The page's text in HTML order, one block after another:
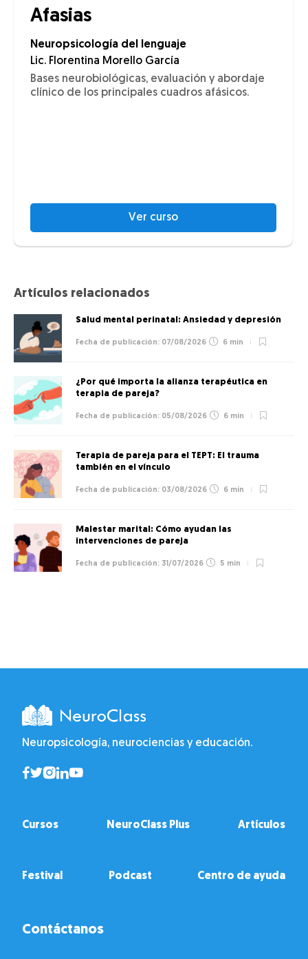
Afasias
Neuropsicología del lenguaje
Lic. Florentina Morello García
Bases neurobiológicas, evaluación y abordaje
clínico de los principales cuadros afásicos.
Ver curso
Artículos relacionados
Salud mental perinatal: Ansiedad y depresión
07/08/2026 6 min
¿Por qué importa la alianza terapéutica en
terapia de pareja?
05/08/2026 6 min
Terapia de pareja para el TEPT: El trauma
también en el vínculo
03/08/2026 6 min
Malestar marital: Cómo ayudan las
intervenciones de pareja
31/07/2026 5 min
Neuropsicología, neurociencias y educación.
Cursos NeuroClass Plus Artículos
Festival Podcast Centro de ayuda
Contáctanos